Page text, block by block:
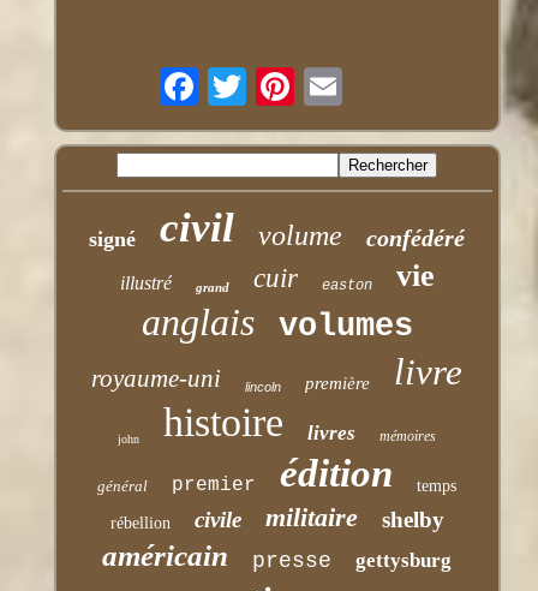
signé civil volume confédéré
illustré grand cuir easton vie
anglais volumes
royaume-uni lincoln première livre
john histoire livres mémoires
général premier édition temps
rébellion civile militaire shelby
américain presse gettysburg